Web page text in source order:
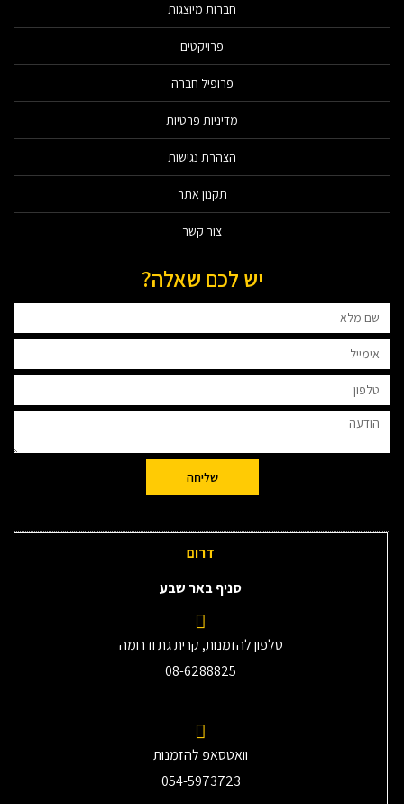
חברות מיוצגות
פרויקטים
פרופיל חברה
מדיניות פרטיות
הצהרת נגישות
תקנון אתר
צור קשר
יש לכם שאלה?
שליחה
דרום
סניף באר שבע
טלפון להזמנות, קרית גת ודרומה
08-6288825
וואטסאפ להזמנות
054-5973723